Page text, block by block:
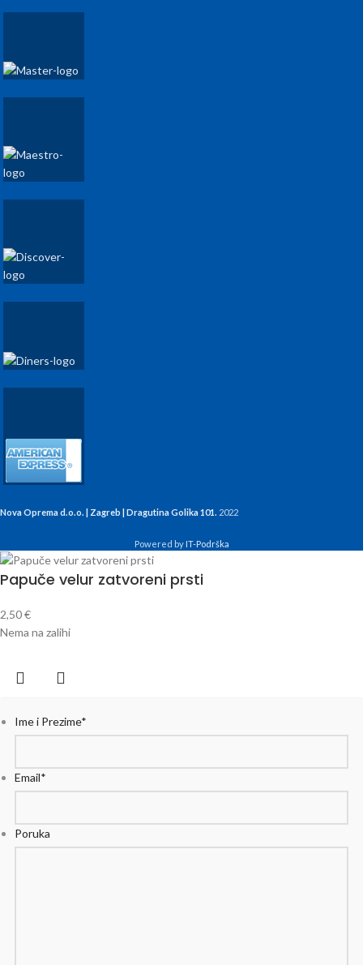
Nova Oprema d.o.o. | Zagreb | Dragutina Golika 101. 2022
Powered byIT-Podrška
Papuče velur zatvoreni prsti
2,50€
Nema na zalihi
Ime i Prezime*
Email*
Poruka